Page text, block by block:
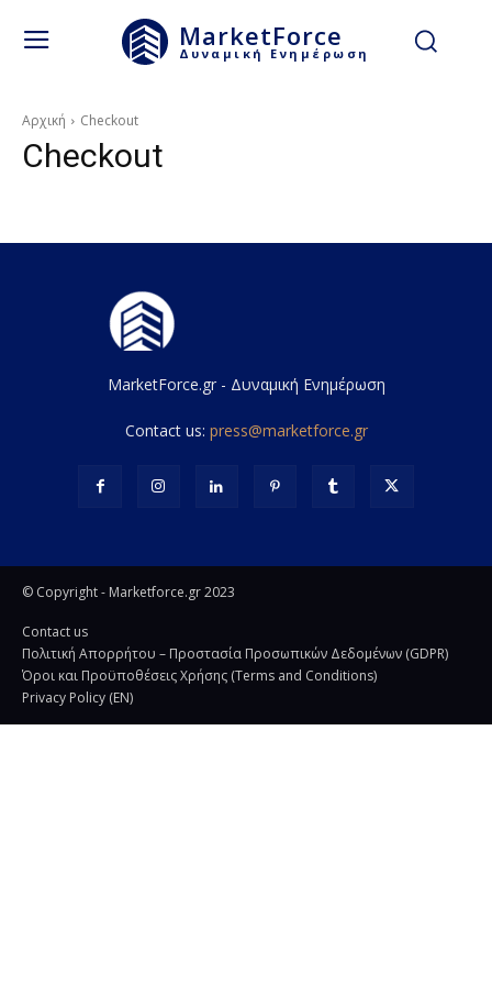
MarketForce
Δυναμική Ενημέρωση
Αρχική Checkout
Checkout
MarketForce.gr - Δυναμική Ενημέρωση
Contact us: press@marketforce.gr
© Copyright - Marketforce.gr 2023
Contact us
Πολιτική Απορρήτου – Προστασία Προσωπικών Δεδομένων (GDPR)
Όροι και Προϋποθέσεις Χρήσης (Terms and Conditions)
Privacy Policy (EN)